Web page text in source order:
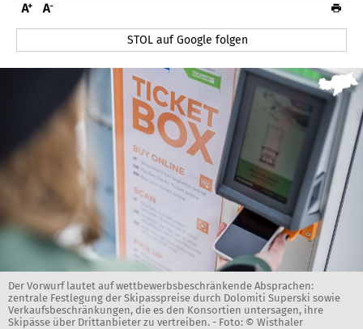
STOL auf Google folgen
Der Vorwurf lautet auf wettbewerbsbeschränkende Absprachen:
zentrale Festlegung der Skipasspreise durch Dolomiti Superski sowie
Verkaufsbeschränkungen, die es den Konsortien untersagen, ihre
Skipässe über Drittanbieter zu vertreiben. - Foto: © Wisthaler